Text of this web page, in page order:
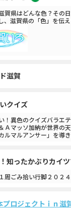
賀県はどんな色？その
、滋賀県の「色」を伝
滋賀
クイズ
！異色のクイズバラエ
Ａマッソ加納が世界の
ルマルアンサー」を導き
知ったかぶりカイ
周ごみ拾い行脚２０２４
プロジェクトｉｎ滋